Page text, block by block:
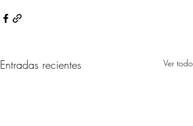
Entradas recientes Ver todo